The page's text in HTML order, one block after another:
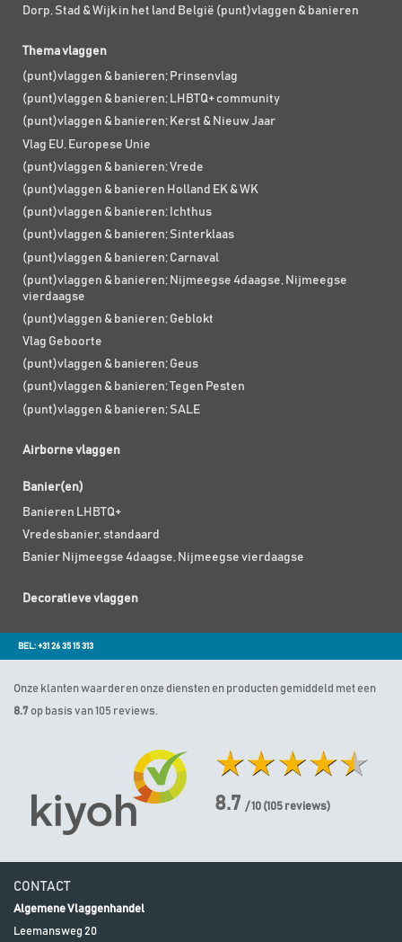
Dorp, Stad & Wijk in het land België (punt)vlaggen & banieren
Thema vlaggen
(punt)vlaggen & banieren; Prinsenvlag
(punt)vlaggen & banieren; LHBTQ+ community
(punt)vlaggen & banieren; Kerst & Nieuw Jaar
Vlag EU, Europese Unie
(punt)vlaggen & banieren; Vrede
(punt)vlaggen & banieren Holland EK & WK
(punt)vlaggen & banieren; Ichthus
(punt)vlaggen & banieren; Sinterklaas
(punt)vlaggen & banieren; Carnaval
(punt)vlaggen & banieren; Nijmeegse 4daagse, Nijmeegse
vierdaagse
(punt)vlaggen & banieren; Geblokt
Vlag Geboorte
(punt)vlaggen & banieren; Geus
(punt)vlaggen & banieren; Tegen Pesten
(punt)vlaggen & banieren; SALE
Airborne vlaggen
Banier(en)
Banieren LHBTQ+
Vredesbanier, standaard
Banier Nijmeegse 4daagse, Nijmeegse vierdaagse
Decoratieve vlaggen
BEL: +31 26 35 15 313
Onze klanten waarderen onze diensten en producten gemiddeld met een
8.7 op basis van 105 reviews.
8.7 / 10 (105 reviews)
CONTACT
Algemene Vlaggenhandel
Leemansweg 20